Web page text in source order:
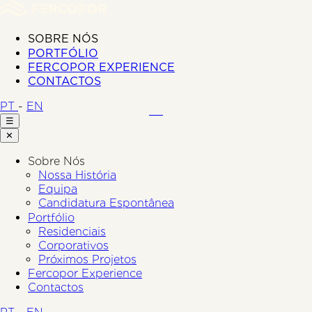
SOBRE NÓS
PORTFÓLIO
FERCOPOR EXPERIENCE
CONTACTOS
PT - EN
☰
✕
Sobre Nós
Nossa História
Equipa
Candidatura Espontânea
Portfólio
Residenciais
Corporativos
Próximos Projetos
Fercopor Experience
Contactos